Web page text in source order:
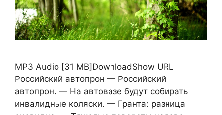
MP3 Audio [31 MB]DownloadShow URL
Российский автопрон — Российский
автопрон. — На автовазе будут собирать
инвалидные коляски. — Гранта: разница